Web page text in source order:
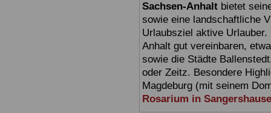
Sachsen-Anhalt bietet
sowie eine landschaftliche
Urlaubsziel aktive
Anhalt gut vereinbaren,
sowie die Städte
oder Zeitz. Besondere
Magdeburg (mit seinem
Rosarium in